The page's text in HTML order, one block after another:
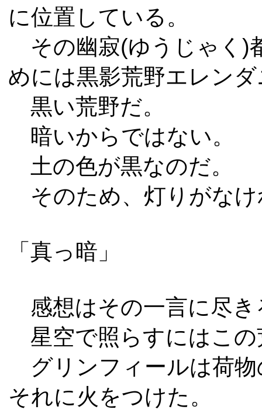
に位置している。
その幽寂(ゆうじゃく)
めには黒影荒野エレン
黒い荒野だ。
暗いからではない。
土の色が黒なのだ。
そのため、灯りがな
「真っ暗」
感想はその一言に尽き
星空で照らすにはこの
グリンフィールは荷物
それに火をつけた。